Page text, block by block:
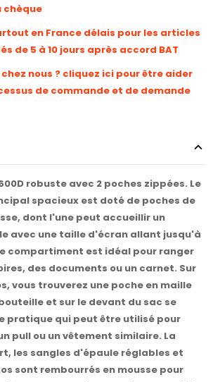
chèque
en France délais pour les articles
de 5 à 10 jours après accord BAT
nous ? cliquez ici pour être aider
de commande et de demande
robuste avec 2 poches zippées. Le
spacieux est doté de poches de
dont l'une peut accueillir un
avec une taille d'écran allant jusqu'à
compartiment est idéal pour ranger
des documents ou un carnet. Sur
vous trouverez une poche en maille
et sur le devant du sac se
pratique qui peut être utilisé pour
pull ou un vêtement similaire. La
les sangles d'épaule réglables et
sont rembourrés en mousse pour